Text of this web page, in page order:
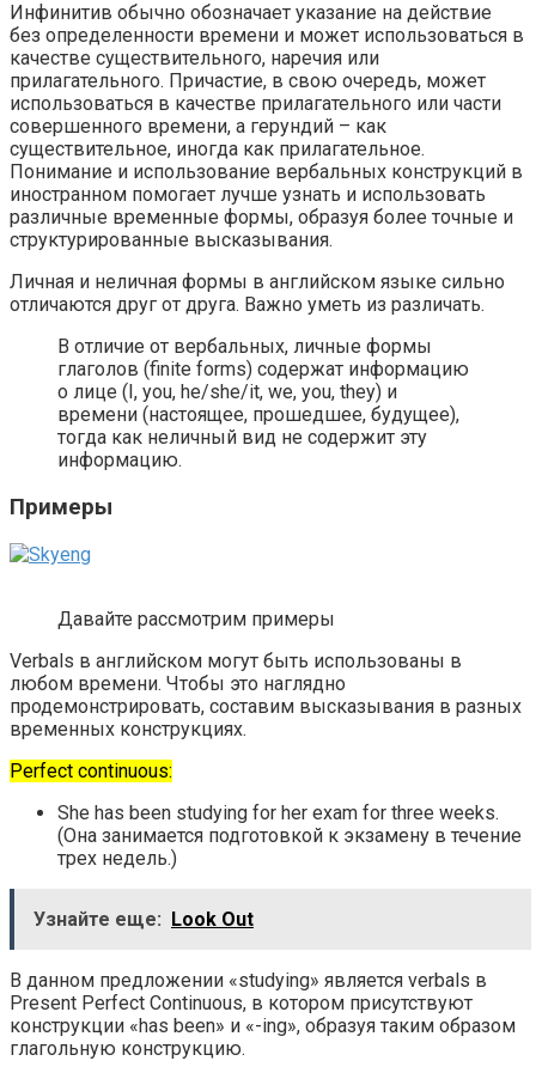
Инфинитив обычно обозначает указание на действие
без определенности времени и может использоваться в
качестве существительного, наречия или
прилагательного. Причастие, в свою очередь, может
использоваться в качестве прилагательного или части
совершенного времени, а герундий – как
существительное, иногда как прилагательное.
Понимание и использование вербальных конструкций в
иностранном помогает лучше узнать и использовать
различные временные формы, образуя более точные и
структурированные высказывания.
Личная и неличная формы в английском языке сильно
отличаются друг от друга. Важно уметь из различать.
В отличие от вербальных, личные формы
глаголов (finite forms) содержат информацию
о лице (I, you, he/she/it, we, you, they) и
времени (настоящее, прошедшее, будущее),
тогда как неличный вид не содержит эту
информацию.
Примеры
Давайте рассмотрим примеры
Verbals в английском могут быть использованы в
любом времени. Чтобы это наглядно
продемонстрировать, составим высказывания в разных
временных конструкциях.
Perfect continuous:
She has been studying for her exam for three weeks.
(Она занимается подготовкой к экзамену в течение
трех недель.)
Узнайте еще: Look Out
В данном предложении «studying» является verbals в
Present Perfect Continuous, в котором присутствуют
конструкции «has been» и «-ing», образуя таким образом
глагольную конструкцию.